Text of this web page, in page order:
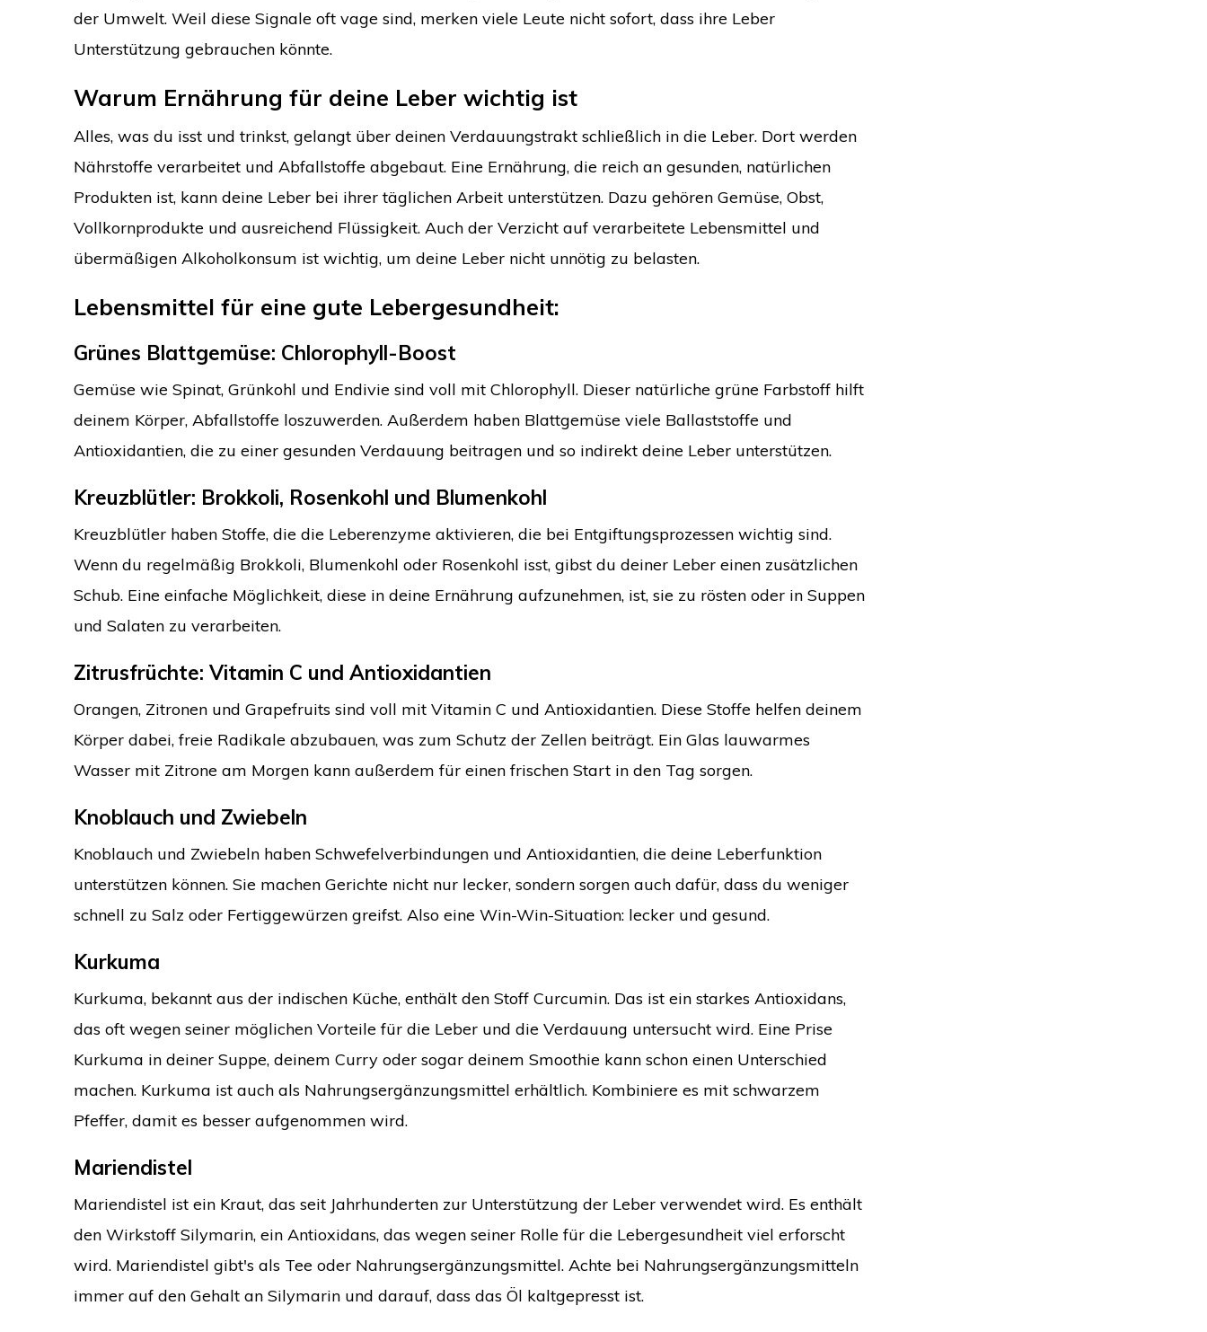
der Umwelt. Weil diese Signale oft vage sind, merken viele Leute nicht sofort, dass ihre Leber
Unterstützung gebrauchen könnte.
Warum Ernährung für deine Leber wichtig ist
Alles, was du isst und trinkst, gelangt über deinen Verdauungstrakt schließlich in die Leber. Dort werden
Nährstoffe verarbeitet und Abfallstoffe abgebaut. Eine Ernährung, die reich an gesunden, natürlichen
Produkten ist, kann deine Leber bei ihrer täglichen Arbeit unterstützen. Dazu gehören Gemüse, Obst,
Vollkornprodukte und ausreichend Flüssigkeit. Auch der Verzicht auf verarbeitete Lebensmittel und
übermäßigen Alkoholkonsum ist wichtig, um deine Leber nicht unnötig zu belasten.
Lebensmittel für eine gute Lebergesundheit:
Grünes Blattgemüse: Chlorophyll-Boost
Gemüse wie Spinat, Grünkohl und Endivie sind voll mit Chlorophyll. Dieser natürliche grüne Farbstoff hilft
deinem Körper, Abfallstoffe loszuwerden. Außerdem haben Blattgemüse viele Ballaststoffe und
Antioxidantien, die zu einer gesunden Verdauung beitragen und so indirekt deine Leber unterstützen.
Kreuzblütler: Brokkoli, Rosenkohl und Blumenkohl
Kreuzblütler haben Stoffe, die die Leberenzyme aktivieren, die bei Entgiftungsprozessen wichtig sind.
Wenn du regelmäßig Brokkoli, Blumenkohl oder Rosenkohl isst, gibst du deiner Leber einen zusätzlichen
Schub. Eine einfache Möglichkeit, diese in deine Ernährung aufzunehmen, ist, sie zu rösten oder in Suppen
und Salaten zu verarbeiten.
Zitrusfrüchte: Vitamin C und Antioxidantien
Orangen, Zitronen und Grapefruits sind voll mit Vitamin C und Antioxidantien. Diese Stoffe helfen deinem
Körper dabei, freie Radikale abzubauen, was zum Schutz der Zellen beiträgt. Ein Glas lauwarmes
Wasser mit Zitrone am Morgen kann außerdem für einen frischen Start in den Tag sorgen.
Knoblauch und Zwiebeln
Knoblauch und Zwiebeln haben Schwefelverbindungen und Antioxidantien, die deine Leberfunktion
unterstützen können. Sie machen Gerichte nicht nur lecker, sondern sorgen auch dafür, dass du weniger
schnell zu Salz oder Fertiggewürzen greifst. Also eine Win-Win-Situation: lecker und gesund.
Kurkuma
Kurkuma, bekannt aus der indischen Küche, enthält den Stoff Curcumin. Das ist ein starkes Antioxidans,
das oft wegen seiner möglichen Vorteile für die Leber und die Verdauung untersucht wird. Eine Prise
Kurkuma in deiner Suppe, deinem Curry oder sogar deinem Smoothie kann schon einen Unterschied
machen. Kurkuma ist auch als Nahrungsergänzungsmittel erhältlich. Kombiniere es mit schwarzem
Pfeffer, damit es besser aufgenommen wird.
Mariendistel
Mariendistel ist ein Kraut, das seit Jahrhunderten zur Unterstützung der Leber verwendet wird. Es enthält
den Wirkstoff Silymarin, ein Antioxidans, das wegen seiner Rolle für die Lebergesundheit viel erforscht
wird. Mariendistel gibt's als Tee oder Nahrungsergänzungsmittel. Achte bei Nahrungsergänzungsmitteln
immer auf den Gehalt an Silymarin und darauf, dass das Öl kaltgepresst ist.